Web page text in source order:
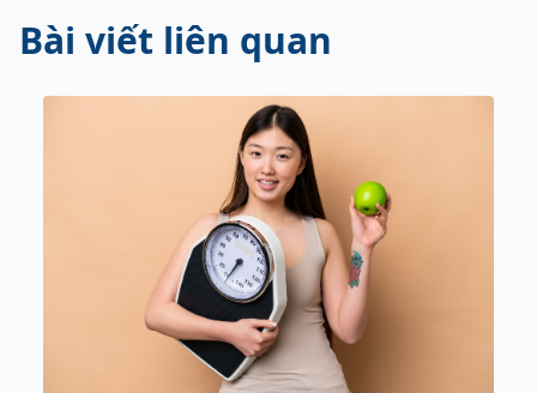
Bài viết liên quan